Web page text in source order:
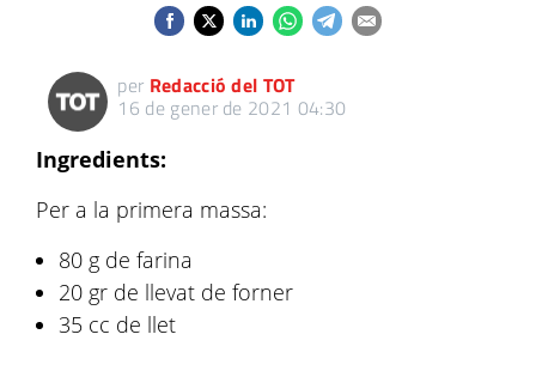
per Redacció del TOT
16 de gener de 2021 04:30
Ingredients:
Per a la primera massa:
80 g de farina
20 gr de llevat de forner
35 cc de llet